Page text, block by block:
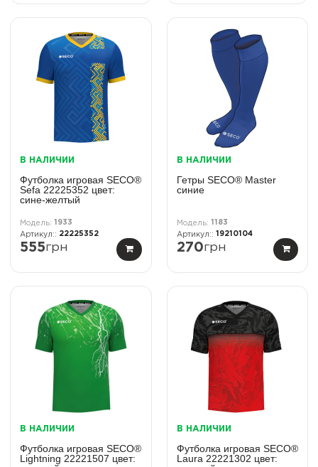
В НАЛИЧИИ
Футболка игровая SECO®
Sefa 22225352 цвет:
сине-желтый
1933
22225352
555грн
В НАЛИЧИИ
Гетры SECO® Master
синие
1183
19210104
270грн
В НАЛИЧИИ
Футболка игровая SECO®
Lightning 22221507 цвет:
В НАЛИЧИИ
Футболка игровая SECO®
Laura 22221302 цвет: